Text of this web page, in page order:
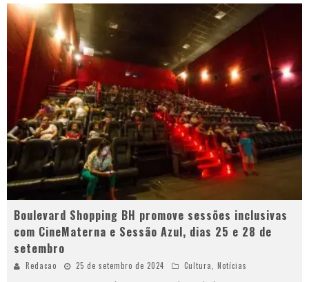
Boulevard Shopping BH promove sessões inclusivas
com CineMaterna e Sessão Azul, dias 25 e 28 de
setembro
Redacao 25 de setembro de 2024 Cultura, Notícias